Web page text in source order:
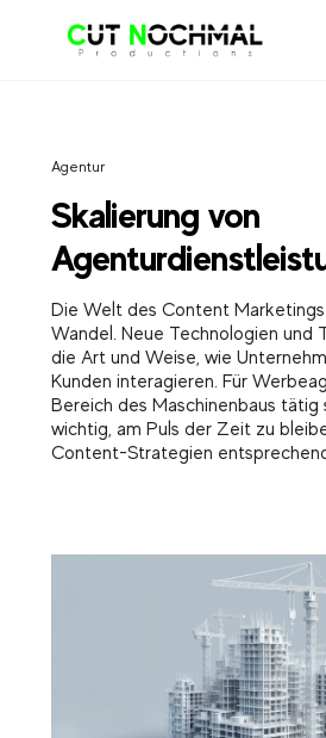
Agentur
Skalierung von
Die Welt des Content
Wandel. Neue Technologien und
die Art und Weise, wie
Kunden interagieren. Für
Bereich des Maschinenbaus tätig
wichtig, am Puls der Zeit zu
Content-Strategien